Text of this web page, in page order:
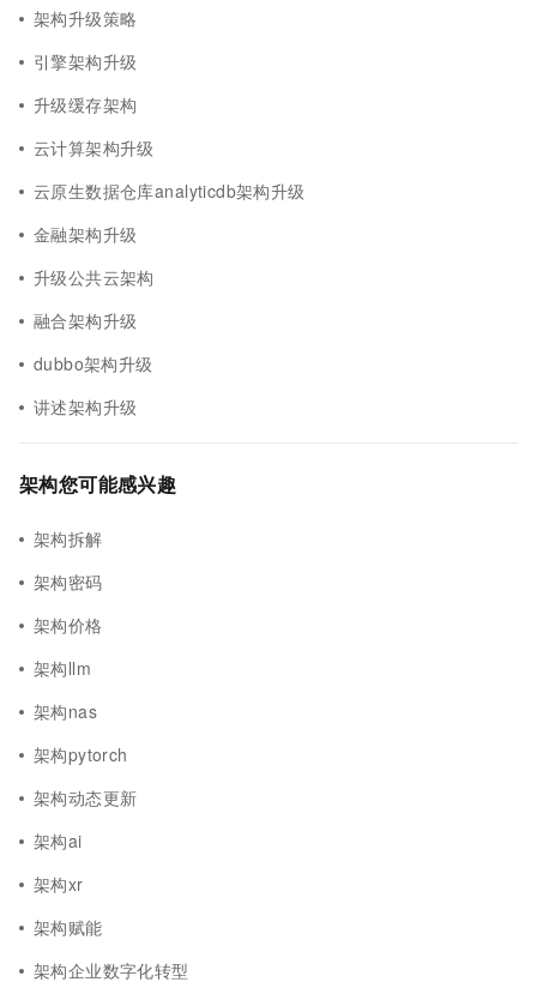
架构升级策略
引擎架构升级
升级缓存架构
云计算架构升级
云原生数据仓库analyticdb架构升级
金融架构升级
升级公共云架构
融合架构升级
dubbo架构升级
讲述架构升级
架构您可能感兴趣
架构拆解
架构密码
架构价格
架构llm
架构nas
架构pytorch
架构动态更新
架构ai
架构xr
架构赋能
架构企业数字化转型